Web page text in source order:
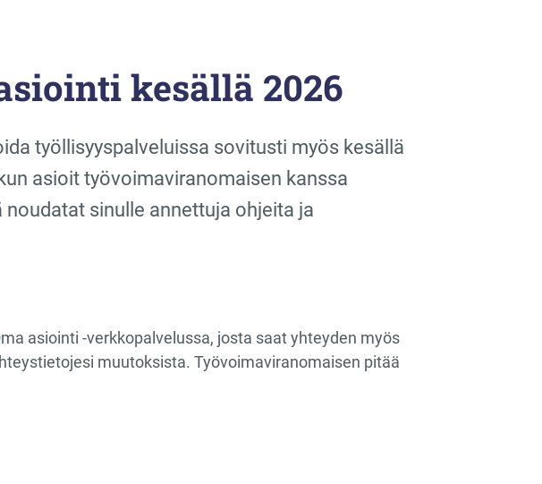
kesällä 2026
työllisyyspalveluissa sovitusti myös kesällä
asioit työvoimaviranomaisen kanssa
sinulle annettuja ohjeita ja
asiointi -verkkopalvelussa, josta saat yhteyden myös
muutoksista. Työvoimaviranomaisen pitää